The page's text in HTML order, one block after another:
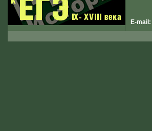
E-mail: